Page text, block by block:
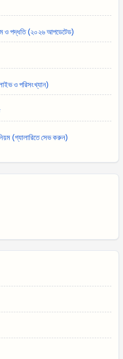
ও পদ্ধতি (২০২৬ আপডেটেড)
ও পরিসংখ্যান)
(গ্যালারিতে সেভ করুন)